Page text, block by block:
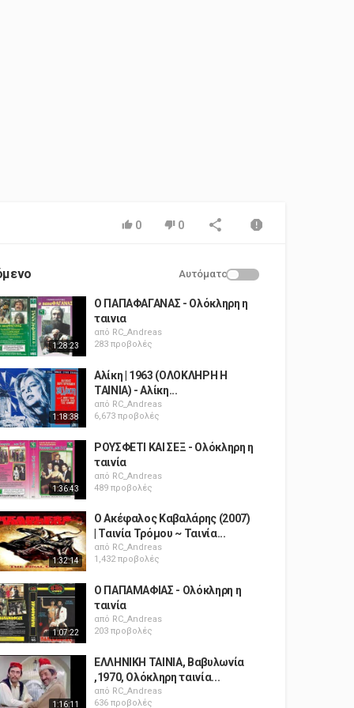
0 0
Αυτόματο
1:28:23
Ο ΠΑΠΑΦΑΓΑΝΑΣ - Ολόκληρη η
ταινια
από RC_Andreas
283 προβολές
1:18:38
Αλίκη | 1963 (ΟΛΟΚΛΗΡΗ Η
ΤΑΙΝΙΑ) - Αλίκη...
από RC_Andreas
6,673 προβολές
1:36:43
ΡΟΥΣΦΕΤΙ ΚΑΙ ΣΕΞ - Ολόκληρη η
ταινία
από RC_Andreas
489 προβολές
1:32:14
Ο Ακέφαλος Καβαλάρης (2007)
| Ταινία Τρόμου ~ Ταινία...
από RC_Andreas
1,432 προβολές
1:07:22
Ο ΠΑΠΑΜΑΦΙΑΣ - Ολόκληρη η
ταινία
από RC_Andreas
203 προβολές
1:16:11
ΕΛΛΗΝΙΚΗ ΤΑΙΝΙΑ, Βαβυλωνία
,1970, Ολόκληρη ταινία...
από RC_Andreas
636 προβολές